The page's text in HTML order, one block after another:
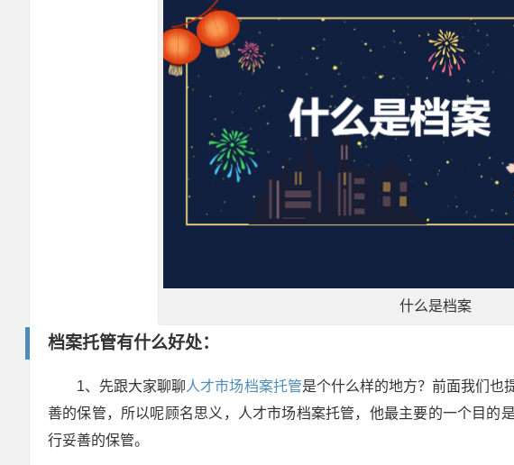
什么是档案
档案托管有什么好处：
1、先跟大家聊聊人才市场档案托管是个什么样的地方？前面我们也
善的保管，所以呢顾名思义，人才市场档案托管，他最主要的一个目的
行妥善的保管。